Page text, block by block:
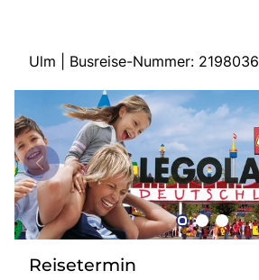
Start
Busreisen
Bus mieten
Gutscheine
Kontakt
Ulm | Busreise-Nummer: 2198036
Reisetermin